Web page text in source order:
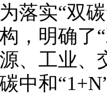
落实“双
，明确了
、工业、
中和